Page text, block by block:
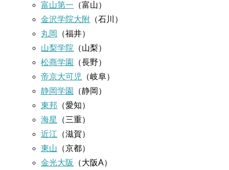
富山第一 （富山）
金沢学院大附 （石川）
丸岡
（福井）
山梨学院 （山梨）
松商学園
（長野）
帝京大可児
（岐阜）
静岡学園
（静岡）
東邦 （愛知）
海星
（三重）
近江 （滋賀）
東山 （京都）
金光大阪
（大阪A）